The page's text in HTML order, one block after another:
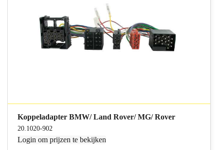
Koppeladapter BMW/ Land Rover/ MG/ Rover
20.1020-902
Login om prijzen te bekijken